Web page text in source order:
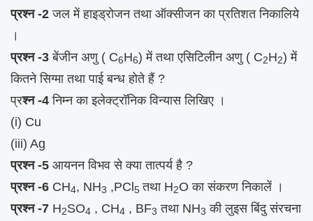
प्रश्न -2 जल में हाइड्रोजन तथा ऑक्सीजन का प्रतिशत निकालिये
।
प्रश्न -3 बेंजीन अणु ( C6H6) में तथा एसिटिलीन अणु ( C2H2) में
कितने सिग्मा तथा पाई बन्ध होते हैं ?
प्रश्न -4 निम्न का इलेक्ट्रॉनिक विन्यास लिखिए ।
(i) Cu
(iii) Ag
प्रश्न -5 आयनन विभव से क्या तात्पर्य है ?
प्रश्न -6 CH4, NH3 ,PCl 5 तथा H2O का संकरण निकालें ।
प्रश्न -7 H2SO4 , CH4 , BF3 तथा NH3 की लुइस बिंदु संरचना